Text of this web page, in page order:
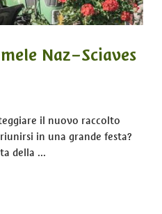
Naz–Sciaves
il nuovo raccolto
in una grande festa?
della ...